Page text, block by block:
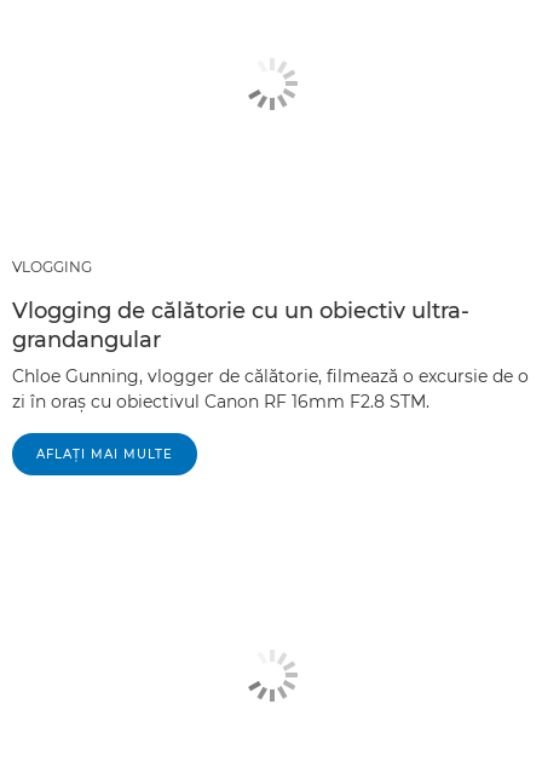
VLOGGING
Vlogging de călătorie cu un obiectiv ultra-
grandangular
Chloe Gunning, vlogger de călătorie, filmează o excursie de o
zi în oraş cu obiectivul Canon RF 16mm F2.8 STM.
AFLAŢI MAI MULTE